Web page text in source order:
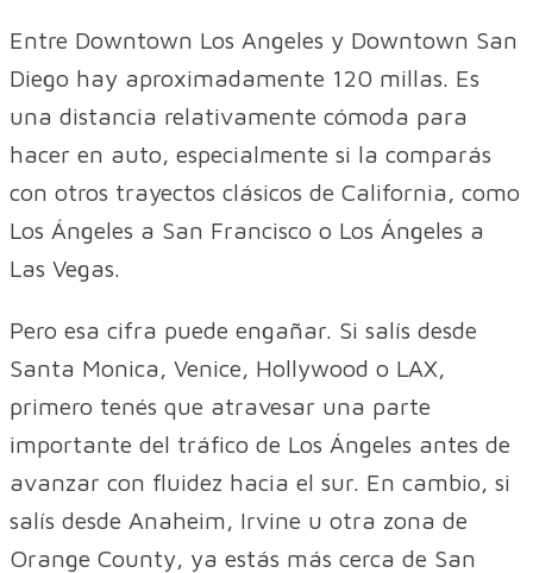
Entre Downtown Los Angeles y Downtown San
Diego hay aproximadamente 120 millas. Es
una distancia relativamente cómoda para
hacer en auto, especialmente si la comparás
con otros trayectos clásicos de California, como
Los Ángeles a San Francisco o Los Ángeles a
Las Vegas.
Pero esa cifra puede engañar. Si salís desde
Santa Monica, Venice, Hollywood o LAX,
primero tenés que atravesar una parte
importante del tráfico de Los Ángeles antes de
avanzar con fluidez hacia el sur. En cambio, si
salís desde Anaheim, Irvine u otra zona de
Orange County, ya estás más cerca de San